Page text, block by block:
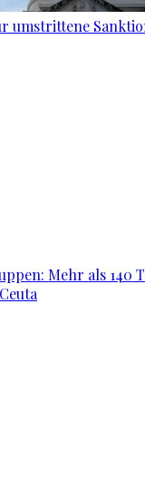
umstrittene
Mehr als 140